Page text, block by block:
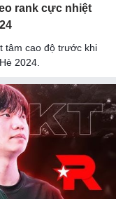
rank cực nhiệt
tâm cao độ trước khi
2024.